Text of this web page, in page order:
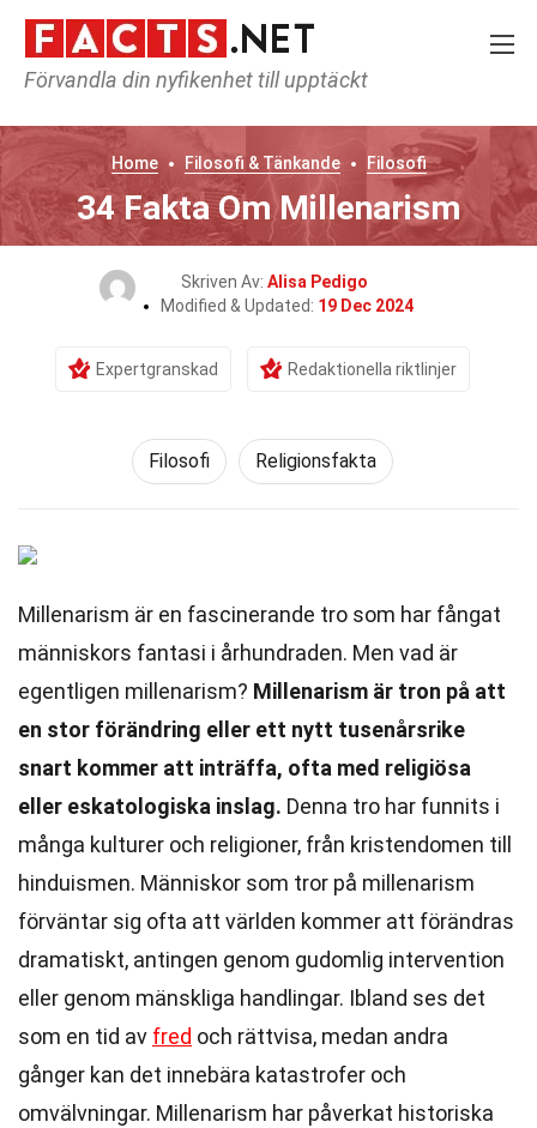
Förvandla din nyfikenhet till upptäckt
Home Filosofi & Tänkande Filosofi
34 Fakta Om Millenarism
Skriven Av: Alisa Pedigo
Modified & Updated: 19 Dec 2024
Expertgranskad Redaktionella riktlinjer
Filosofi Religionsfakta
Millenarism är en fascinerande tro som har fångat
människors fantasi i århundraden. Men vad är
egentligen millenarism? Millenarism är tron på att
en stor förändring eller ett nytt tusenårsrike
snart kommer att inträffa, ofta med religiösa
eller eskatologiska inslag. Denna tro har funnits i
många kulturer och religioner, från kristendomen till
hinduismen. Människor som tror på millenarism
förväntar sig ofta att världen kommer att förändras
dramatiskt, antingen genom gudomlig intervention
eller genom mänskliga handlingar. Ibland ses det
som en tid av fred och rättvisa, medan andra
gånger kan det innebära katastrofer och
omvälvningar. Millenarism har påverkat historiska